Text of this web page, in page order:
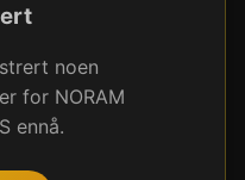
noen
for NORAM
ennå.